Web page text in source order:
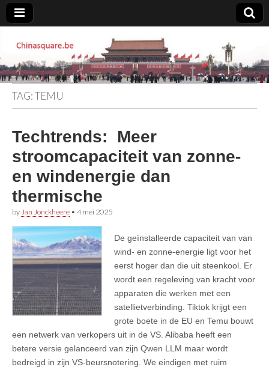
Chinasquare.be
TAG:TEMU
Techtrends: Meer
stroomcapaciteit van zonne-
en windenergie dan
thermische
by Jan Jonckheere • 4 mei 2025
De geïnstalleerde capaciteit van van
wind- en zonne-energie ligt voor het
eerst hoger dan die uit steenkool. Er
wordt een regeleving van kracht voor
apparaten die werken met een
satellietverbinding. Tiktok krijgt een
grote boete in de EU en Temu bouwt
een netwerk van verkopers uit in de VS. Alibaba heeft een
betere versie gelanceerd van zijn Qwen LLM maar wordt
bedreigd in zijn VS-beursnotering. We eindigen met ruim